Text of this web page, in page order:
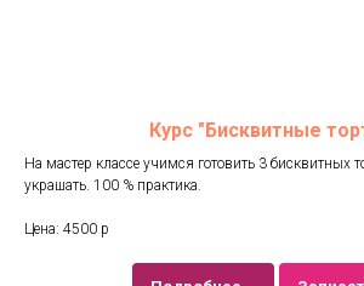
Курс "Бисквитные
На мастер классе учимся готовить 3 бисквитных
украшать. 100 % практика.
Цена: 4500 р